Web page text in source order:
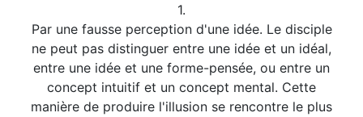
1.
Par une fausse perception d'une idée. Le disciple
ne peut pas distinguer entre une idée et un idéal,
entre une idée et une forme-pensée, ou entre un
concept intuitif et un concept mental. Cette
manière de produire l'illusion se rencontre le plus